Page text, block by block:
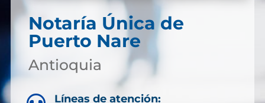
Notaría Única de
Puerto Nare
Antioquia
Líneas de atención: